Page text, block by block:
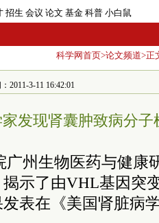
招生 会议 论文 基金 科普 小白鼠
科学网首页>论文频道>正
2011-3-11 16:42:01
发现肾囊肿致病分子
广州生物医药与健康
示了由VHL基因突
表在《美国肾脏病